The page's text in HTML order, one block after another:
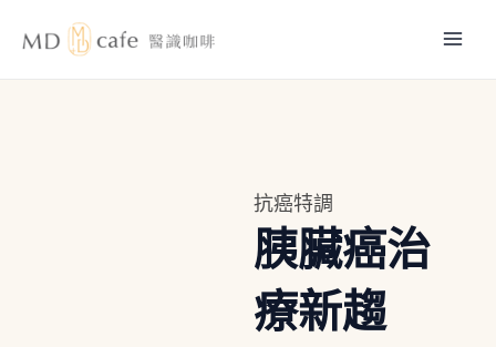
抗癌特調
胰臟癌治
療新趨